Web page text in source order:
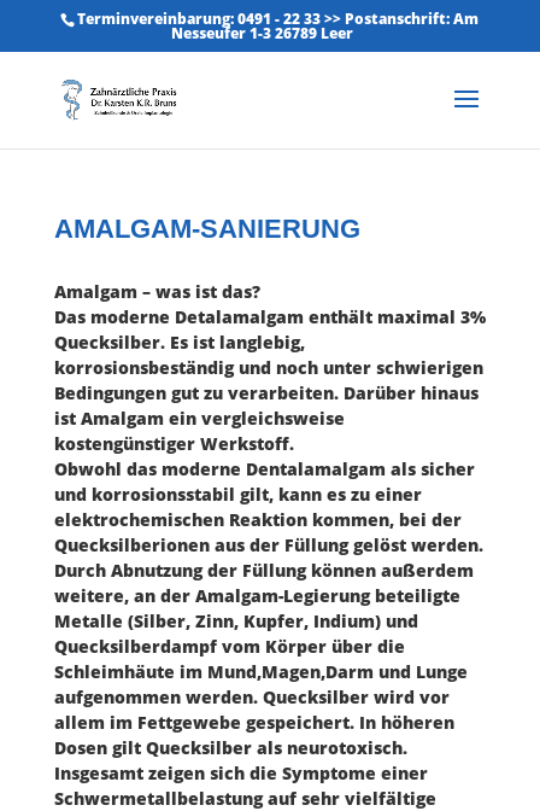
Terminvereinbarung: 0491 - 22 33 >> Postanschrift: Am
Nesseufer 1-3 26789 Leer
AMALGAM-SANIERUNG
Amalgam – was ist das?
Das moderne Detalamalgam enthält maximal 3%
Quecksilber. Es ist langlebig,
korrosionsbeständig und noch unter schwierigen
Bedingungen gut zu verarbeiten. Darüber hinaus
ist Amalgam ein vergleichsweise
kostengünstiger Werkstoff.
Obwohl das moderne Dentalamalgam als sicher
und korrosionsstabil gilt, kann es zu einer
elektrochemischen Reaktion kommen, bei der
Quecksilberionen aus der Füllung gelöst werden.
Durch Abnutzung der Füllung können außerdem
weitere, an der Amalgam-Legierung beteiligte
Metalle (Silber, Zinn, Kupfer, Indium) und
Quecksilberdampf vom Körper über die
Schleimhäute im Mund,Magen,Darm und Lunge
aufgenommen werden. Quecksilber wird vor
allem im Fettgewebe gespeichert. In höheren
Dosen gilt Quecksilber als neurotoxisch.
Insgesamt zeigen sich die Symptome einer
Schwermetallbelastung auf sehr vielfältige